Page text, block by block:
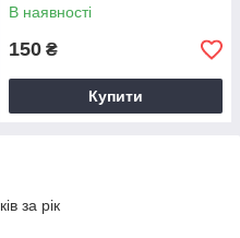
В наявності
150 ₴
Купити
за рік